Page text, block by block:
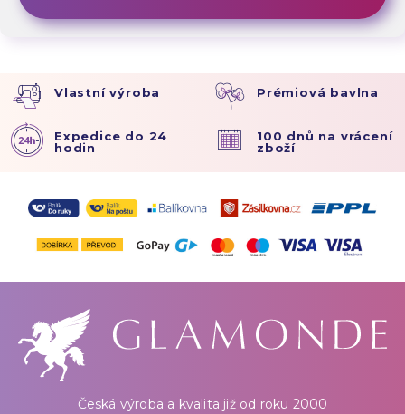
Vlastní výroba Prémiová bavlna
Expedice do 24
hodin
100 dnů na vrácení
zboží
Česká výroba a kvalita již od roku 2000